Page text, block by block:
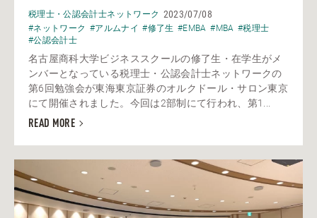
税理士・公認会計士ネットワーク 2023/07/08
#ネットワーク #アルムナイ #修了生 #EMBA #MBA #税理士
#公認会計士
名古屋商科大学ビジネススクールの修了生・在学生がメ
ンバーとなっている税理士・公認会計士ネットワークの
第6回勉強会が東海東京証券のオルクドール・サロン東京
にて開催されました。今回は2部制にて行われ、第1...
READ MORE